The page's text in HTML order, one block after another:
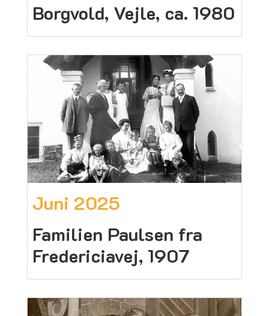
Borgvold, Vejle, ca. 1980
Juni 2025
Familien Paulsen fra
Fredericiavej, 1907